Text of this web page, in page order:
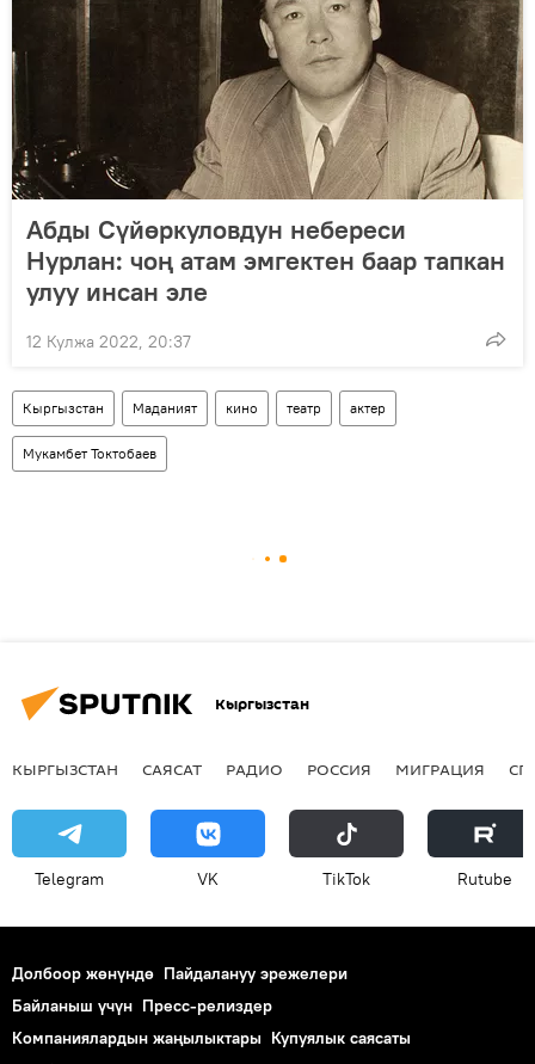
Абды Сүйөркуловдун небереси
Нурлан: чоң атам эмгектен баар тапкан
улуу инсан эле
12 Кулжа 2022, 20:37
Кыргызстан Маданият кино театр актер
Мукамбет Токтобаев
Кыргызстан
КЫРГЫЗСТАН САЯСАТ РАДИО РОССИЯ МИГРАЦИЯ
Telegram VK ТikТоk Rutube
Долбоор жөнүндө Пайдалануу эрежелери
Байланыш үчүн Пресс-релиздер
Компаниялардын жаңылыктары Купуялык саясаты